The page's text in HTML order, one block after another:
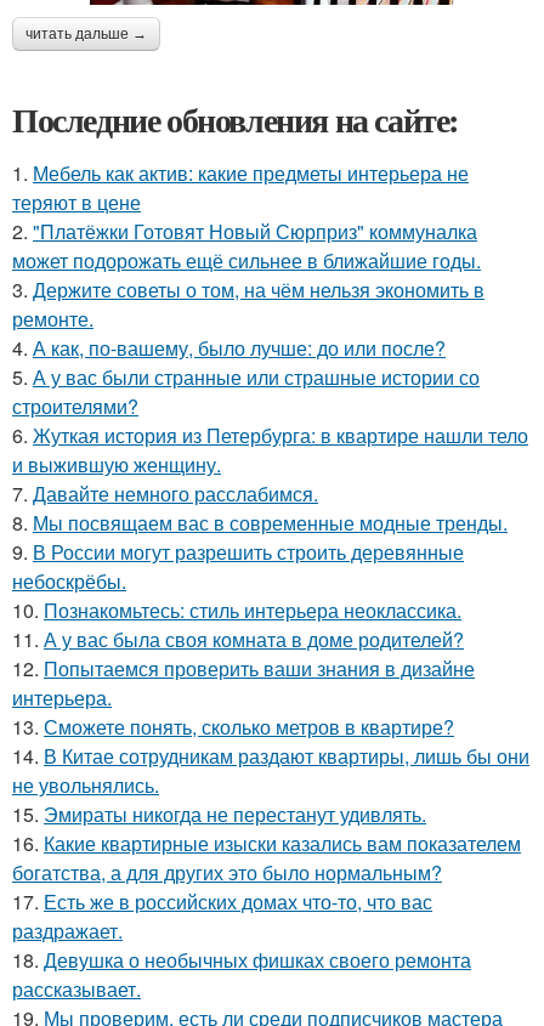
читать дальше →
Последние обновления на сайте:
1. Мебель как актив: какие предметы интерьера не
теряют в цене
2. "Платёжки Готовят Новый Сюрприз" коммуналка
может подорожать ещё сильнее в ближайшие годы.
3. Держите советы о том, на чём нельзя экономить в
ремонте.
4. А как, по-вашему, было лучше: до или после?
5. А у вас были странные или страшные истории со
строителями?
6. Жуткая история из Петербурга: в квартире нашли тело
и выжившую женщину.
7. Давайте немного расслабимся.
8. Мы посвящаем вас в современные модные тренды.
9. В России могут разрешить строить деревянные
небоскрёбы.
10. Познакомьтесь: стиль интерьера неоклассика.
11. А у вас была своя комната в доме родителей?
12. Попытаемся проверить ваши знания в дизайне
интерьера.
13. Сможете понять, сколько метров в квартире?
14. В Китае сотрудникам раздают квартиры, лишь бы они
не увольнялись.
15. Эмираты никогда не перестанут удивлять.
16. Какие квартирные изыски казались вам показателем
богатства, а для других это было нормальным?
17. Есть же в российских домах что-то, что вас
раздражает.
18. Девушка о необычных фишках своего ремонта
рассказывает.
19. Мы проверим, есть ли среди подписчиков мастера